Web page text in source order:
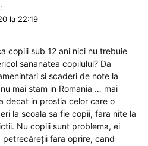
la 22:19
copiii sub 12 ani nici nu trebuie
sananatea copilului? Da
si scaderi de note la
mai stam in Romania … mai
decat in prostia celor care o
la scoala sa fie copii, fara nite la
Nu copiii sunt problema, ei
fara oprire, cand